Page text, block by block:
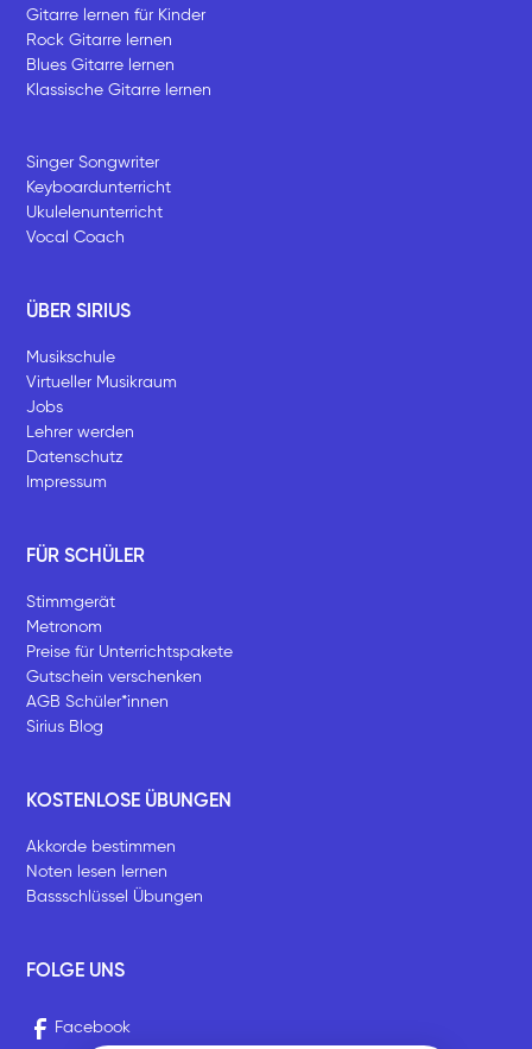
Gitarre lernen für Kinder
Rock Gitarre lernen
Blues Gitarre lernen
Klassische Gitarre lernen
Singer Songwriter
Keyboardunterricht
Ukulelenunterricht
Vocal Coach
ÜBER SIRIUS
Musikschule
Virtueller Musikraum
Jobs
Lehrer werden
Datenschutz
Impressum
FÜR SCHÜLER
Stimmgerät
Metronom
Preise für Unterrichtspakete
Gutschein verschenken
AGB Schüler*innen
Sirius Blog
KOSTENLOSE ÜBUNGEN
Akkorde bestimmen
Noten lesen lernen
Bassschlüssel Übungen
FOLGE UNS
Facebook